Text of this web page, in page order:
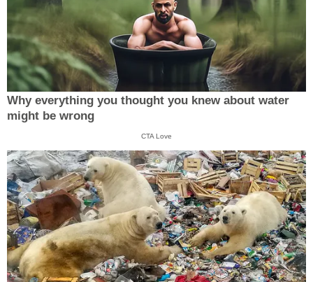
Why everything you thought you knew about water
might be wrong
CTA Love